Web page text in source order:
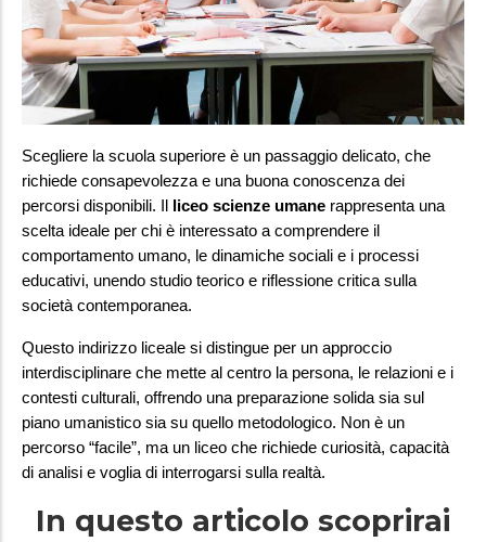
Scegliere la scuola superiore è un passaggio delicato, che
richiede consapevolezza e una buona conoscenza dei
percorsi disponibili. Il
liceo scienze umane rappresenta una
scelta ideale per chi è interessato a comprendere il
comportamento umano, le dinamiche sociali e i processi
educativi, unendo studio teorico e riflessione critica sulla
società contemporanea.
Questo indirizzo liceale si distingue per un approccio
interdisciplinare che mette al centro la persona, le relazioni e i
contesti culturali, offrendo una preparazione solida sia sul
piano umanistico sia su quello metodologico. Non è un
percorso “facile”, ma un liceo che richiede curiosità, capacità
di analisi e voglia di interrogarsi sulla realtà.
In questo articolo scoprirai